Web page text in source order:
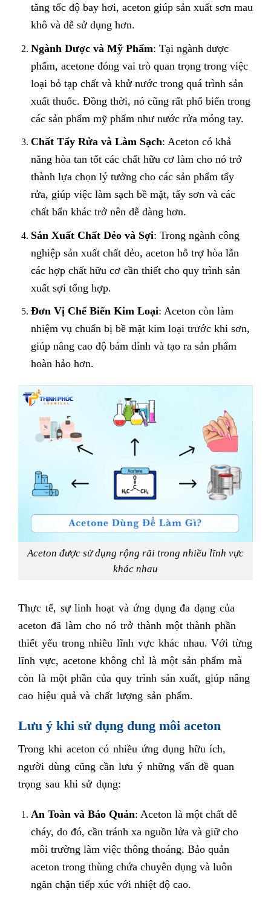
tăng tốc độ bay hơi, aceton giúp sản xuất sơn mau
khô và dễ sử dụng hơn.
Ngành Dược và Mỹ Phẩm: Tại ngành dược
phẩm, acetone đóng vai trò quan trọng trong việc
loại bỏ tạp chất và khử nước trong quá trình sản
xuất thuốc. Đồng thời, nó cũng rất phổ biến trong
các sản phẩm mỹ phẩm như nước rửa móng tay.
Chất Tẩy Rửa và Làm Sạch: Aceton có khả
năng hòa tan tốt các chất hữu cơ làm cho nó trở
thành lựa chọn lý tưởng cho các sản phẩm tẩy
rửa, giúp việc làm sạch bề mặt, tẩy sơn và các
chất bẩn khác trở nên dễ dàng hơn.
Sản Xuất Chất Dẻo và Sợi: Trong ngành công
nghiệp sản xuất chất dẻo, aceton hỗ trợ hòa lẫn
các hợp chất hữu cơ cần thiết cho quy trình sản
xuất sợi tổng hợp.
Đơn Vị Chế Biến Kim Loại: Aceton còn làm
nhiệm vụ chuẩn bị bề mặt kim loại trước khi sơn,
giúp nâng cao độ bám dính và tạo ra sản phẩm
hoàn hảo hơn.
Aceton được sử dụng rộng rãi trong nhiều lĩnh vực
khác nhau
Thực tế, sự linh hoạt và ứng dụng đa dạng của
aceton đã làm cho nó trở thành một thành phần
thiết yếu trong nhiều lĩnh vực khác nhau. Với từng
lĩnh vực, acetone không chỉ là một sản phẩm mà
còn là một phần của quy trình sản xuất, giúp nâng
cao hiệu quả và chất lượng sản phẩm.
Lưu ý khi sử dụng dung môi aceton
Trong khi aceton có nhiều ứng dụng hữu ích,
người dùng cũng cần lưu ý những vấn đề quan
trọng sau khi sử dụng:
An Toàn và Bảo Quản: Aceton là một chất dễ
cháy, do đó, cần tránh xa nguồn lửa và giữ cho
môi trường làm việc thông thoáng. Bảo quản
aceton trong thùng chứa chuyên dụng và luôn
ngăn chặn tiếp xúc với nhiệt độ cao.